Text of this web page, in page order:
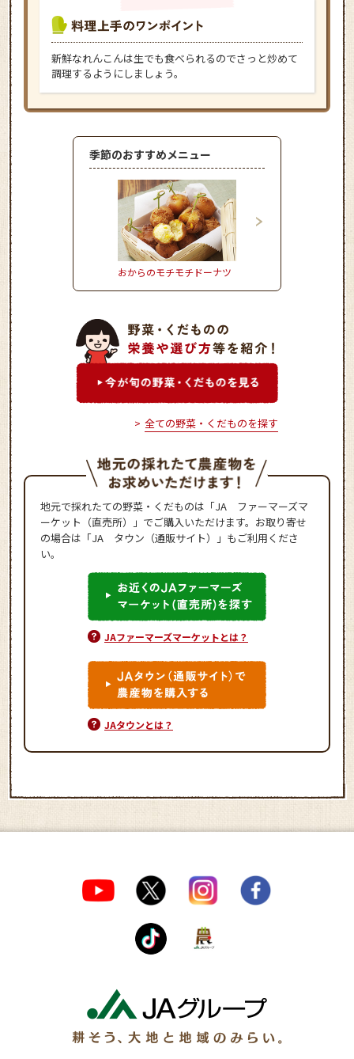
新鮮なれんこんは生でも食べられるのでさっと炒めて
調理するようにしましょう。
季節のおすすめメニュー
おからのモチモチドーナツ
かぼちゃとれんこんの
サミコサラダ
全ての野菜・くだものを探す
地元で採れたての野菜・くだものは「JA ファーマーズマ
ーケット（直売所）」でご購入いただけます。お取り寄せ
の場合は「JA タウン（通販サイト）」もご利用くださ
い。
JAファーマーズマーケットとは？
JAタウンとは？